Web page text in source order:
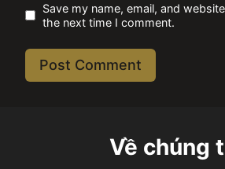
Save my name, email, and
the next time I comment.
Về chúng